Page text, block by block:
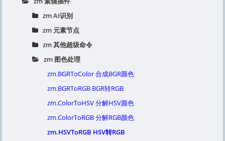
zm AI识别
zm 元素节点
zm 其他超级命令
zm 图色处理
zm.BGRToColor 合成BGR颜色
zm.BGRToRGB BGR转RGB
zm.ColorToHSV 分解HSV颜色
zm.ColorToRGB 分解RGB颜色
zm.HSVToRGB HSV转RGB